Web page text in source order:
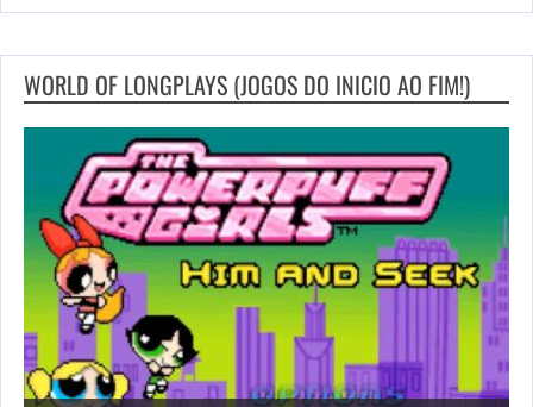
WORLD OF LONGPLAYS (JOGOS DO INICIO AO FIM!)